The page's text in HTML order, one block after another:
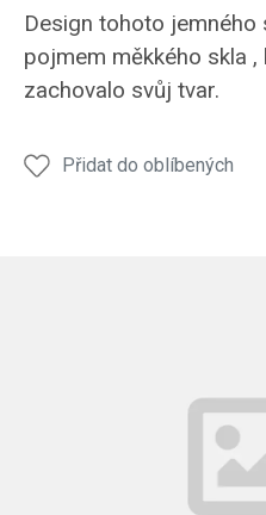
Design tohoto jemného
pojmem měkkého skla
zachovalo svůj tvar.
Přidat do oblíbených